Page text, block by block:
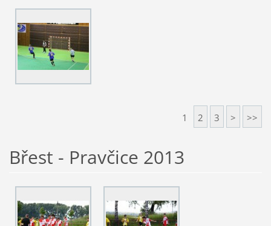
1 2 3 > >>
Břest - Pravčice 2013